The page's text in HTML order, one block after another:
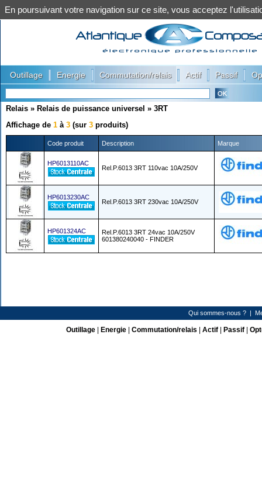
Outillage Energie Commutation/relais Actif Passif
Relais » Relais de puissance universel » 3RT
Affichage de 1 à 3 (sur 3 produits)
Code produit Description Marque
HP6013110AC
Rel.P.6013 3RT 110vac 10A/250V
HP6013230AC
Rel.P.6013 3RT 230vac 10A/250V
HP601324AC
Rel.P.6013 3RT 24vac 10A/250V
601380240040 - FINDER
Qui sommes-nous ? |
Outillage| Energie| Commutation/relais Actif| Passif|
En poursuivant votre navigation sur ce site, vous acceptez